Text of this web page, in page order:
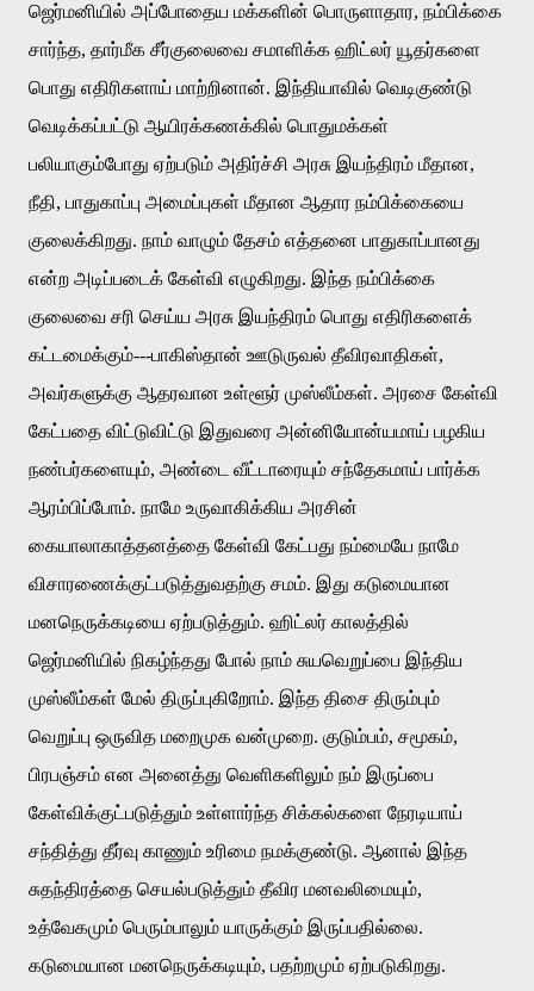
ஜெர்மனியில் அப்போதைய மக்களின் பொருளாதார, நம்பிக்கை
சார்ந்த, தார்மீக சீர்குலைவை சமாளிக்க ஹிட்லர் யூதர்களை
பொது எதிரிகளாய் மாற்றினான். இந்தியாவில் வெடிகுண்டு
வெடிக்கப்பட்டு ஆயிரக்கணக்கில் பொதுமக்கள்
பலியாகும்போது ஏற்படும் அதிர்ச்சி அரசு இயந்திரம் மீதான,
நீதி, பாதுகாப்பு அமைப்புகள் மீதான ஆதார நம்பிக்கையை
குலைக்கிறது. நாம் வாழும் தேசம் எத்தனை பாதுகாப்பானது
என்ற அடிப்படைக் கேள்வி எழுகிறது. இந்த நம்பிக்கை
குலைவை சரி செய்ய அரசு இயந்திரம் பொது எதிரிகளைக்
கட்டமைக்கும்---பாகிஸ்தான் ஊடுருவல் தீவிரவாதிகள்,
அவர்களுக்கு ஆதரவான உள்ளூர் முஸ்லீம்கள். அரசை கேள்வி
கேட்பதை விட்டுவிட்டு இதுவரை அன்னியோன்யமாய் பழகிய
நண்பர்களையும், அண்டை வீட்டாரையும் சந்தேகமாய் பார்க்க
ஆரம்பிப்போம். நாமே உருவாகிக்கிய அரசின்
கையாலாகாத்தனத்தை கேள்வி கேட்பது நம்மையே நாமே
விசாரணைக்குட்படுத்துவதற்கு சமம். இது கடுமையான
மனநெருக்கடியை ஏற்படுத்தும். ஹிட்லர் காலத்தில்
ஜெர்மனியில் நிகழ்ந்தது போல் நாம் சுயவெறுப்பை இந்திய
முஸ்லீம்கள் மேல் திருப்புகிறோம். இந்த திசை திரும்பும்
வெறுப்பு ஒருவித மறைமுக வன்முறை. குடும்பம், சமூகம்,
பிரபஞ்சம் என அனைத்து வெளிகளிலும் நம் இருப்பை
கேள்விக்குட்படுத்தும் உள்ளார்ந்த சிக்கல்களை நேரடியாய்
சந்தித்து தீர்வு காணும் உரிமை நமக்குண்டு. ஆனால் இந்த
சுதந்திரத்தை செயல்படுத்தும் தீவிர மனவலிமையும்,
உத்வேகமும் பெரும்பாலும் யாருக்கும் இருப்பதில்லை.
கடுமையான மனநெருக்கடியும், பதற்றமும் ஏற்படுகிறது.